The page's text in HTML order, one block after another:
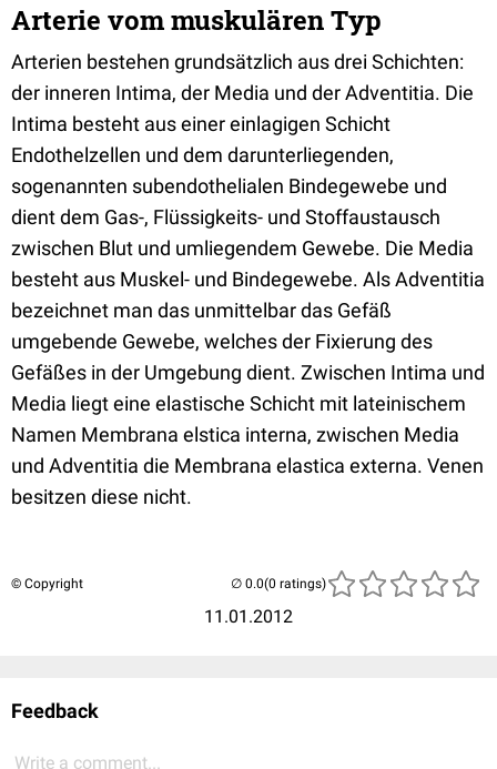
Arterie vom muskulären Typ
Arterien bestehen grundsätzlich aus drei Schichten:
der inneren Intima, der Media und der Adventitia. Die
Intima besteht aus einer einlagigen Schicht
Endothelzellen und dem darunterliegenden,
sogenannten subendothelialen Bindegewebe und
dient dem Gas-, Flüssigkeits- und Stoffaustausch
zwischen Blut und umliegendem Gewebe. Die Media
besteht aus Muskel- und Bindegewebe. Als Adventitia
bezeichnet man das unmittelbar das Gefäß
umgebende Gewebe, welches der Fixierung des
Gefäßes in der Umgebung dient. Zwischen Intima und
Media liegt eine elastische Schicht mit lateinischem
Namen Membrana elstica interna, zwischen Media
und Adventitia die Membrana elastica externa. Venen
besitzen diese nicht.
© Copyright
11.01.2012
(0 ratings)
Feedback
Write a comment...